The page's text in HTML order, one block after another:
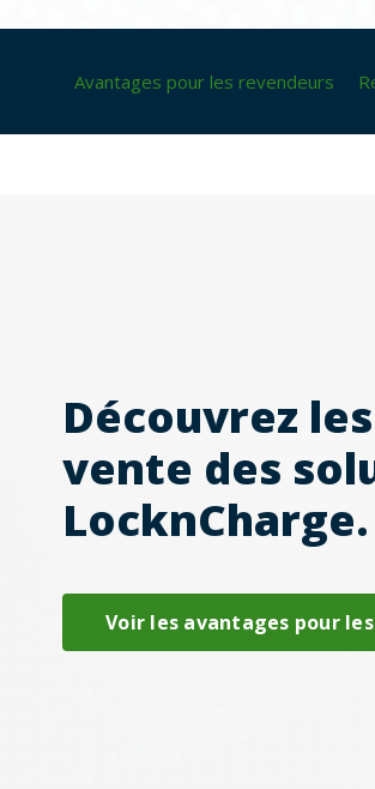
Avantages pour les revendeurs
Découvrez
vente des
LocknCharge.
Voir les avantages pour